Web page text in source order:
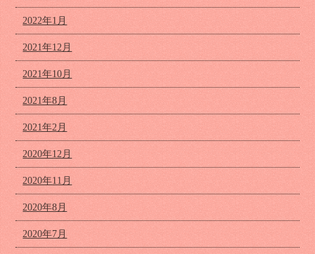
2022年1月
2021年12月
2021年10月
2021年8月
2021年2月
2020年12月
2020年11月
2020年8月
2020年7月